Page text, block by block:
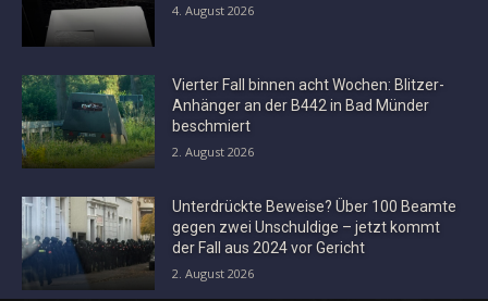
4. August 2026
Vierter Fall binnen acht Wochen: Blitzer-
Anhänger an der B442 in Bad Münder
beschmiert
2. August 2026
Unterdrückte Beweise? Über 100 Beamte
gegen zwei Unschuldige – jetzt kommt
der Fall aus 2024 vor Gericht
2. August 2026